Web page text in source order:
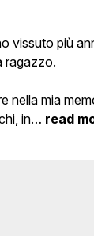
vissuto più
ragazzo.
nella mia
in… read